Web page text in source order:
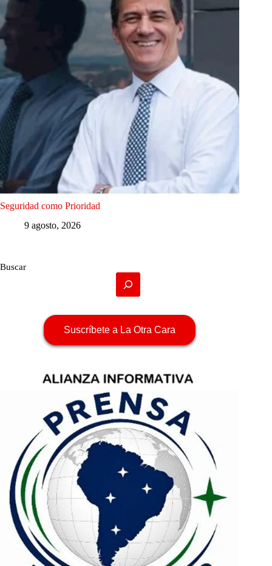
Seguridad como Prioridad
9 agosto, 2026
Buscar
Suscríbete a La Otra Cara